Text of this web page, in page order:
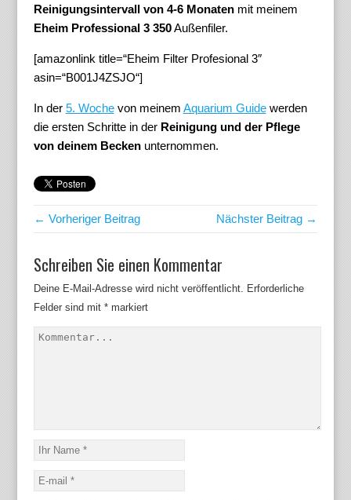
Reinigungsintervall von 4-6 Monatenmit meinem
Eheim Professional 3 350Außenfiler.
[amazonlink title=“Eheim Filter Profesional 3″
asin=“B001J4ZSJO“]
In der 5. Wochevon meinem Aquarium Guidewerden
die ersten Schritte in der Reinigung und der Pflege
von deinem Beckenunternommen.
← Vorheriger Beitrag Nächster Beitrag →
Schreiben Sie einen Kommentar
Deine E-Mail-Adresse wird nicht veröffentlicht. Erforderliche
Felder sind mit *markiert